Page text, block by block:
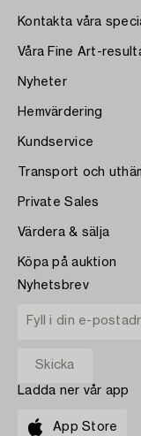
Kontakta våra
Våra Fine Art-
Nyheter
Hemvärdering
Kundservice
Transport och
Private Sales
Värdera & sälja
Köpa på auktion
Nyhetsbrev
Ladda ner vår app
App Store